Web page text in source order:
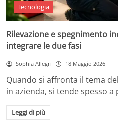
Tecnologia
Rilevazione e spegnimento
integrare le due fasi
Sophia Allegri 18 Maggio 2026
Quando si affronta il tema
in azienda, si tende spesso
Leggi di più